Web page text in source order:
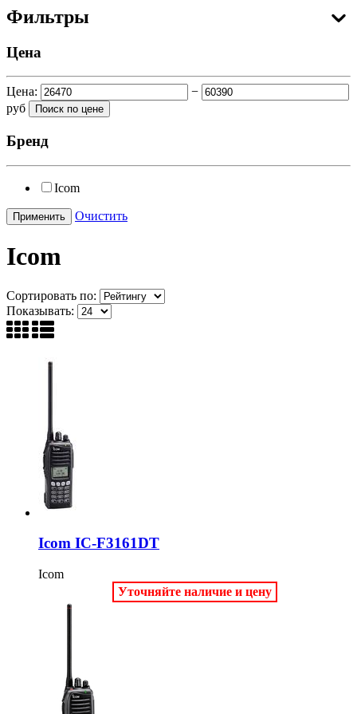
Фильтры
Цена
Цена:
−
руб
Бренд
Icom
Очистить
Icom
Сортировать по:
Показывать:
Icom IC-F3161DT
Icom
Уточняйте наличие и цену